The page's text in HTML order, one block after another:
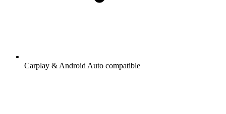
Carplay & Android Auto compatible